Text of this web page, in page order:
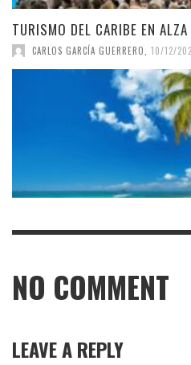
TURISMO DEL CARIBE EN
CARLOS GARCÍA GUERRERO 10/12/
NO COMMENT
LEAVE A REPLY